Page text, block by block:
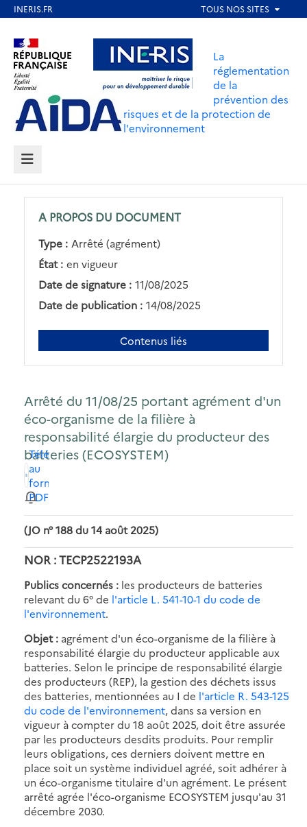
contenu
principal
Aller au contenu Aller au menu
Aller au pied de page
La
réglementation
de la
prévention des
risques et de la protection de
l'environnement
MENU
A PROPOS DU DOCUMENT
Type : Arrêté (agrément)
État : en vigueur
Date de signature : 11/08/2025
Date de publication : 14/08/2025
Contenus liés
Arrêté du 11/08/25 portant agrément d'un
éco-organisme de la filière à
responsabilité élargie du producteur des
batteries (ECOSYSTEM)
Télécharger
au
format
PDF
(JO n° 188 du 14 août 2025)
NOR : TECP2522193A
Publics concernés : les producteurs de batteries
relevant du 6° de l'article L. 541-10-1 du code de
l'environnement.
Objet : agrément d'un éco-organisme de la filière à
responsabilité élargie du producteur applicable aux
batteries. Selon le principe de responsabilité élargie
des producteurs (REP), la gestion des déchets issus
des batteries, mentionnées au I de l'article R. 543-125
du code de l'environnement, dans sa version en
vigueur à compter du 18 août 2025, doit être assurée
par les producteurs desdits produits. Pour remplir
leurs obligations, ces derniers doivent mettre en
place soit un système individuel agréé, soit adhérer à
un éco-organisme titulaire d'un agrément. Le présent
arrêté agrée l'éco-organisme ECOSYSTEM jusqu'au 31
décembre 2030.